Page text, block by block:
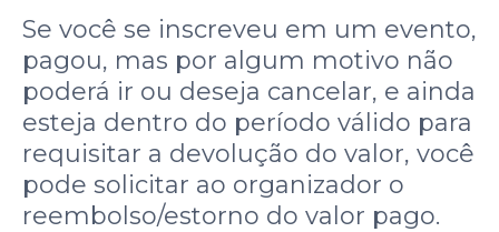
Se você se inscreveu em um evento,
pagou, mas por algum motivo não
poderá ir ou deseja cancelar, e ainda
esteja dentro do período válido para
requisitar a devolução do valor, você
pode solicitar ao organizador o
reembolso/estorno do valor pago.